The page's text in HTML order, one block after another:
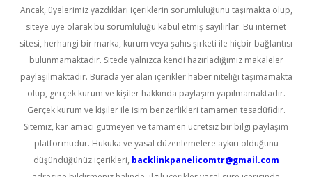
Ancak, üyelerimiz yazdıkları içeriklerin sorumluluğunu taşımakta olup,
siteye üye olarak bu sorumluluğu kabul etmiş sayılırlar. Bu internet
sitesi, herhangi bir marka, kurum veya şahıs şirketi ile hiçbir bağlantısı
bulunmamaktadır. Sitede yalnızca kendi hazırladığımız makaleler
paylaşılmaktadır. Burada yer alan içerikler haber niteliği taşımamakta
olup, gerçek kurum ve kişiler hakkında paylaşım yapılmamaktadır.
Gerçek kurum ve kişiler ile isim benzerlikleri tamamen tesadüfidir.
Sitemiz, kar amacı gütmeyen ve tamamen ücretsiz bir bilgi paylaşım
platformudur. Hukuka ve yasal düzenlemelere aykırı olduğunu
düşündüğünüz içerikleri, backlinkpanelicomtr@gmail.com